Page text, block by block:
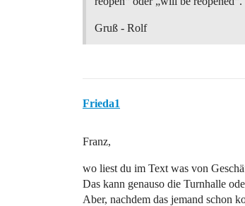
Gruß - Rolf
Frieda1
Franz,
wo liest du im Text was von
Das kann genauso die Turnhalle
Aber, nachdem das jemand schon